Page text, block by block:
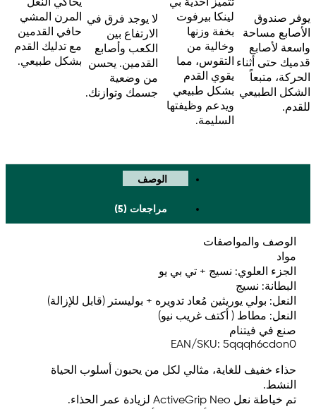
يوفر صندوق
الأصابع مساحة
واسعة لأصابع
قدميك حتى أثناء
الحركة، متبعاً
الشكل الطبيعي
للقدم.
تتميز أحذية بي
لينكا بيرفوت
بخفة وزنها
وخالية من
التقوس، مما
يقوي القدم
بشكل طبيعي
ويدعم وظيفتها
السليمة.
لا يوجد فرق في
الارتفاع بين
الكعب وأصابع
القدمين. يحسن
من وضعية
جسمك وتوازنك.
يحاكي النعل
المرن المشي
حافي القدمين
مع تدليك القدم
بشكل طبيعي.
الوصف
مراجعات (5)
الوصف والمواصفات
مواد
الجزء العلوي: نسيج + تي بي يو
البطانة: نسيج
النعل: بولي يوريثين مُعاد تدويره + بوليستر (قابل للإزالة)
النعل: مطاط ( أكتف غريب نيو)
صنع في فيتنام
EAN/SKU: 5qqqh6cdon0
حذاء خفيف للغاية، مثالي لكل من يحبون أسلوب الحياة
النشط.
تم خياطة نعل ActiveGrip Neo لزيادة عمر الحذاء.